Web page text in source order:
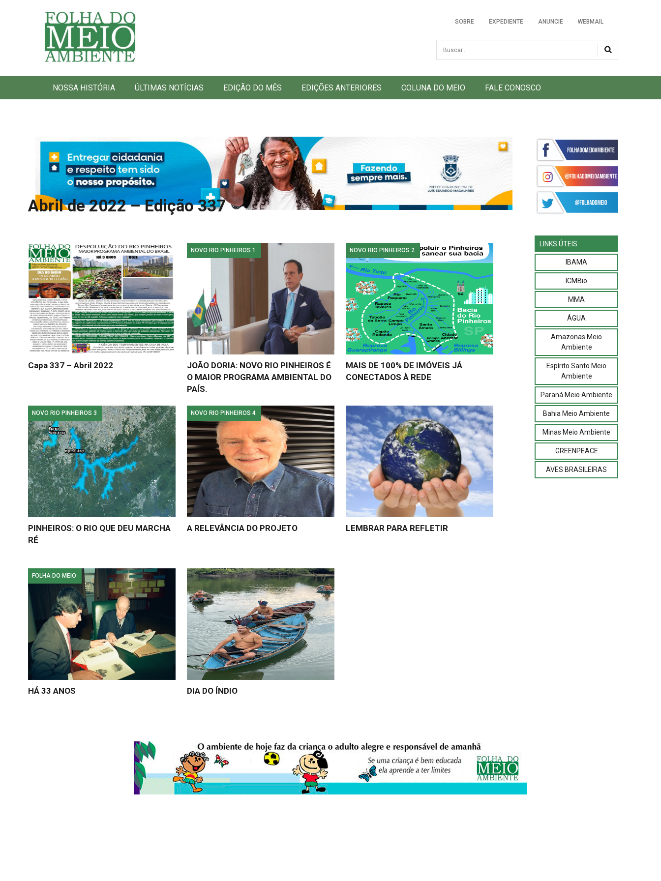
Folha do Meio Ambiente
SOBRE EXPEDIENTE ANUNCIE WEBMAIL
Busca
NOSSA HISTÓRIA ÚLTIMAS NOTÍCIAS EDIÇÃO DO MÊS EDIÇÕES ANTERIORES COLUNA DO MEIO FALE CONOSCO
Abril de 2022 – Edição 337
Capa 337 – Abril 2022
NOVO RIO PINHEIROS 1
JOÃO DORIA: NOVO RIO PINHEIROS É
O MAIOR PROGRAMA AMBIENTAL DO
PAÍS.
NOVO RIO PINHEIROS 2
MAIS DE 100% DE IMÓVEIS JÁ
CONECTADOS À REDE
NOVO RIO PINHEIROS 3
PINHEIROS: O RIO QUE DEU MARCHA
RÉ
NOVO RIO PINHEIROS 4
A RELEVÂNCIA DO PROJETO LEMBRAR PARA REFLETIR
FOLHA DO MEIO
HÁ 33 ANOS DIA DO ÍNDIO
LINKS ÚTEIS
IBAMA
ICMBio
MMA
ÁGUA
Amazonas Meio
Ambiente
Espírito Santo Meio
Ambiente
Paraná Meio Ambiente
Bahia Meio Ambiente
Minas Meio Ambiente
GREENPEACE
AVES BRASILEIRAS